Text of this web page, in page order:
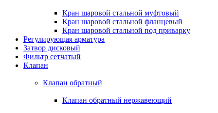
Кран шаровой стальной муфтовый
Кран шаровой стальной фланцевый
Кран шаровой стальной под приварку
Регулирующая арматура
Затвор дисковый
Фильтр сетчатый
Клапан
Клапан обратный
Клапан обратный нержавеющий